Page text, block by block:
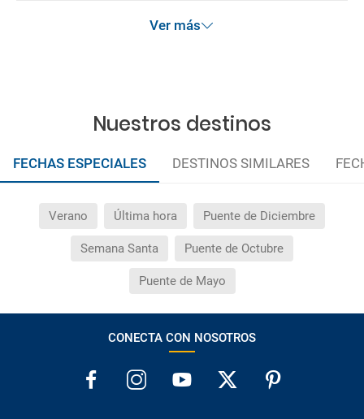
Ver más
Nuestros destinos
FECHAS ESPECIALES DESTINOS SIMILARES
Verano Última hora Puente de Diciembre
Semana Santa Puente de Octubre
Puente de Mayo
CONECTA CON NOSOTROS